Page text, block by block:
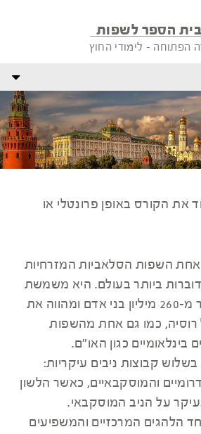
הספר לשפות
הפתוחה - לימודי החוץ
את הקורס באופן פרונטלי או
השפות הסלאביות המזרחיות
ביותר בעולם. היא משמשת
כשפת אם עבור יותר מ-260 מיליון בני אדם ומהווה את
כמו גם אחת מהשפות
בינלאומיים כגון האו"ם.
בשלוש קבוצות ניבים עיקריות:
והמוסקבאיים, כאשר הלשון
על הניב המוסקבאי.
הלהגים המרכזיים והמשפיעים